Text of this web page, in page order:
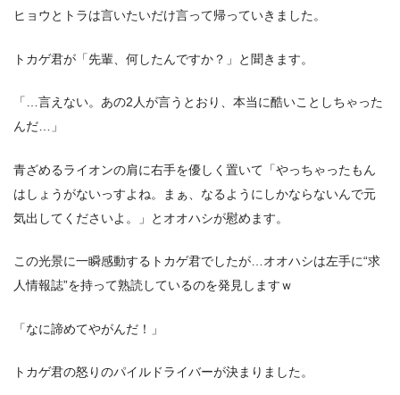
ヒョウとトラは言いたいだけ言って帰っていきました。
トカゲ君が「先輩、何したんですか？」と聞きます。
「…言えない。あの2人が言うとおり、本当に酷いことしちゃった
んだ…」
青ざめるライオンの肩に右手を優しく置いて「やっちゃったもん
はしょうがないっすよね。まぁ、なるようにしかならないんで元
気出してくださいよ。」とオオハシが慰めます。
この光景に一瞬感動するトカゲ君でしたが…オオハシは左手に“求
人情報誌”を持って熟読しているのを発見しますｗ
「なに諦めてやがんだ！」
トカゲ君の怒りのパイルドライバーが決まりました。